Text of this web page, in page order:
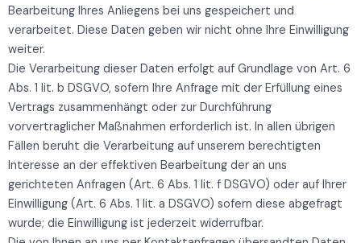
Bearbeitung Ihres Anliegens bei uns gespeichert und
verarbeitet. Diese Daten geben wir nicht ohne Ihre Einwilligung
weiter.
Die Verarbeitung dieser Daten erfolgt auf Grundlage von Art. 6
Abs. 1 lit. b DSGVO, sofern Ihre Anfrage mit der Erfüllung eines
Vertrags zusammenhängt oder zur Durchführung
vorvertraglicher Maßnahmen erforderlich ist. In allen übrigen
Fällen beruht die Verarbeitung auf unserem berechtigten
Interesse an der effektiven Bearbeitung der an uns
gerichteten Anfragen (Art. 6 Abs. 1 lit. f DSGVO) oder auf Ihrer
Einwilligung (Art. 6 Abs. 1 lit. a DSGVO) sofern diese abgefragt
wurde; die Einwilligung ist jederzeit widerrufbar.